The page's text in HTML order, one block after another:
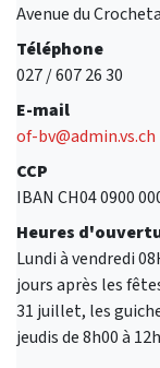
Avenue du
Téléphone
027 / 607 26 30
E-mail
of-bv@admin.vs.ch
CCP
IBAN CH04 0900
Heures
Lundi à vendredi
jours après les
31 juillet, les
jeudis de 8h00 à